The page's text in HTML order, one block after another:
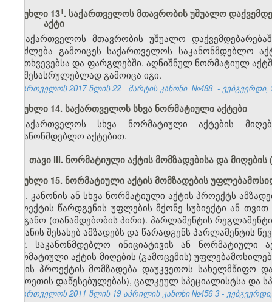
მუხლი 13​1. საქართველოს მთავრობის უშუალო
აქტი
საქართველოს მთავრობის უშუალო
შეიძლება გამოიცეს საქართველოს საკანონმდებლო
შემთხვევებსა და ფარგლებში. აღნიშნულ ნორმატიულ
და შესასრულებლად გამოიცა იგი.
საქართველოს 2017 წლის 22 მარტის კანონი №488 - ვებგვერდი,
მუხლი 14. საქართველოს სხვა ნორმატიული აქტები
საქართველოს სხვა ნორმატიული აქტების
საკანონმდებლო აქტებით.
თავი III. ნორმატიული აქტის მომზადებისა და
მუხლი 15. ნორმატიული აქტის მომზადების
1. კანონის ან სხვა ნორმატიული აქტის პროექტს
პროექტის წარდგენის უფლების მქონე სუბიექტი ან
ორგანო (თანამდებობის პირი). პარლამენტის
შეტანის შესახებ ამზადებს და წარადგენს
2. საკანონმდებლო ინიციატივის ან
ნორმატიული აქტის მიღების (გამოცემის)
აქტის პროექტის მომზადება დაუკვეთოს სახელმწიფო
უცხოეთის დაწესებულებას), ცალკეულ სპეციალისტსა და
საქართველოს 2011 წლის 19 აპრილის კანონი №456 3 -